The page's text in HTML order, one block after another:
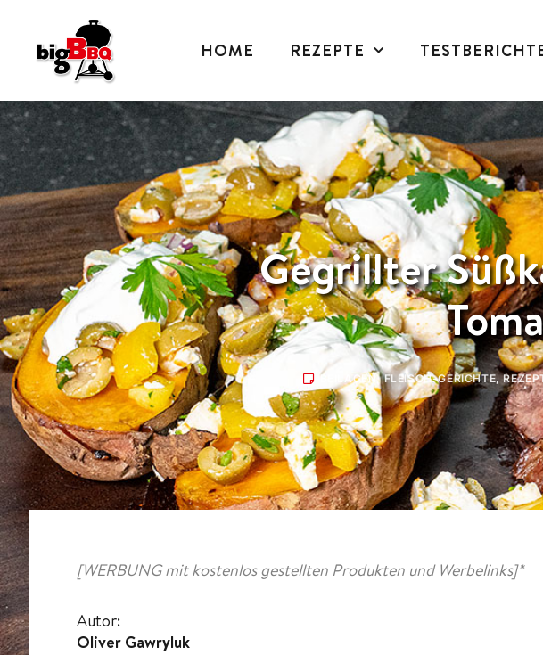
HOME REZEPTE
Gegrillter
BEILAGEN ,FLEISCH-GERICHTE,
[WERBUNG mit kostenlos gestellten Produkten und Werbelinks]*
Autor:
Oliver Gawryluk